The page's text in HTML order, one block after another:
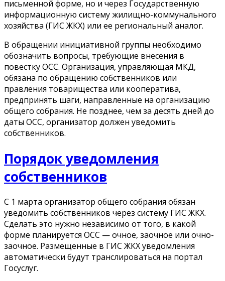
письменной форме, но и через Государственную
информационную систему жилищно-коммунального
хозяйства (ГИС ЖКХ) или ее региональный аналог.
В обращении инициативной группы необходимо
обозначить вопросы, требующие внесения в
повестку ОСС. Организация, управляющая МКД,
обязана по обращению собственников или
правления товарищества или кооператива,
предпринять шаги, направленные на организацию
общего собрания. Не позднее, чем за десять дней до
даты ОСС, организатор должен уведомить
собственников.
Порядок уведомления
собственников
C 1 марта организатор общего собрания обязан
уведомить собственников через систему ГИС ЖКХ.
Сделать это нужно независимо от того, в какой
форме планируется ОСС — очное, заочное или очно-
заочное. Размещенные в ГИС ЖКХ уведомления
автоматически будут транслироваться на портал
Госуслуг.